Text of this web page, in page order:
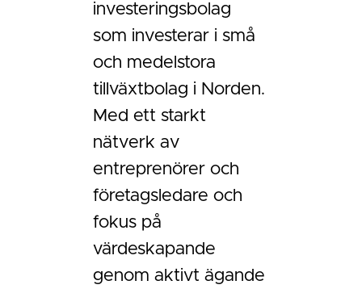
investeringsbolag
som investerar i små
och medelstora
tillväxtbolag i Norden.
Med ett starkt
nätverk av
entreprenörer och
företagsledare och
fokus på
värdeskapande
genom aktivt ägande